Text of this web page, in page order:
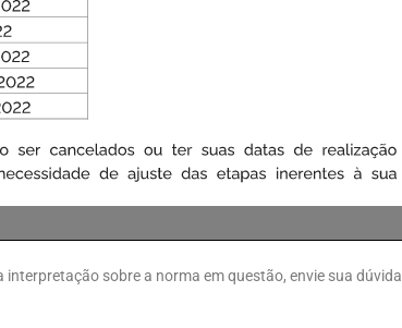
sobre a norma em questão, envie sua dúvida